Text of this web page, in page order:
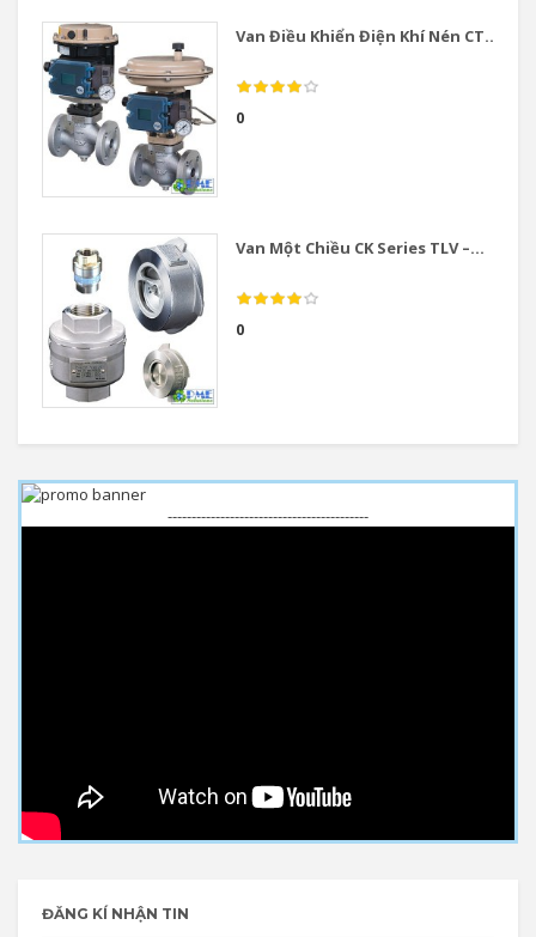
Van Điều Khiển Điện Khí Nén CT...
0
Van Một Chiều CK Series TLV –...
0
------------------------------------------
ĐĂNG KÍ NHẬN TIN